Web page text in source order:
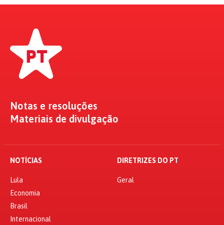
Notas e resoluções
Materiais de divulgação
NOTÍCIAS
Lula
Economia
Brasil
Internacional
DIRETRIZES DO PT
Geral